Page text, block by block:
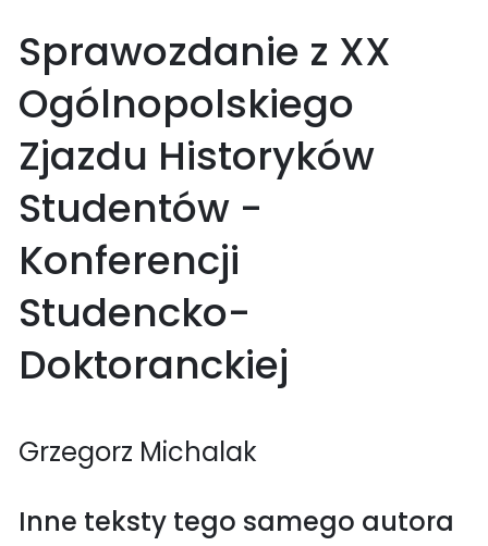
Sprawozdanie z XX
Ogólnopolskiego
Zjazdu Historyków
Studentów -
Konferencji
Studencko-
Doktoranckiej
Grzegorz Michalak
Inne teksty tego samego autora